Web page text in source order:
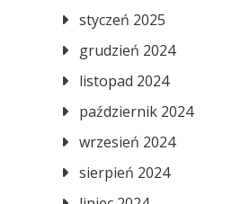
styczeń 2025
grudzień 2024
listopad 2024
październik 2024
wrzesień 2024
sierpień 2024